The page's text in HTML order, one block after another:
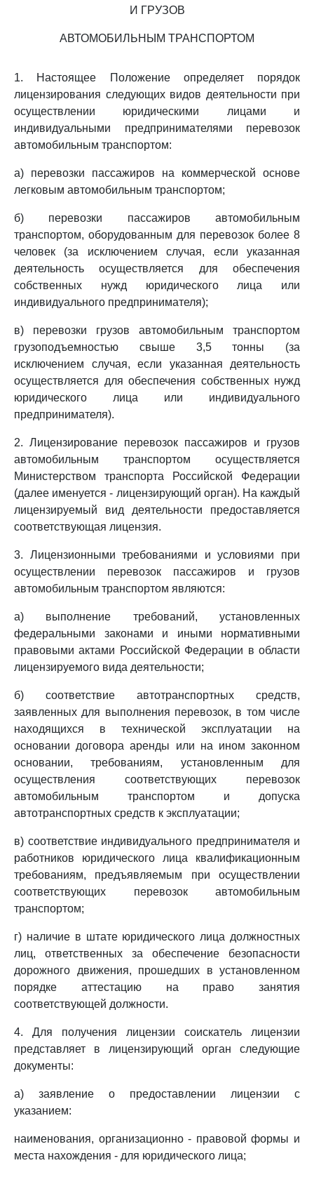
И ГРУЗОВ
АВТОМОБИЛЬНЫМ ТРАНСПОРТОМ
1. Настоящее Положение определяет порядок
лицензирования следующих видов деятельности при
осуществлении юридическими лицами и
индивидуальными предпринимателями перевозок
автомобильным транспортом:
а) перевозки пассажиров на коммерческой основе
легковым автомобильным транспортом;
б) перевозки пассажиров автомобильным
транспортом, оборудованным для перевозок более 8
человек (за исключением случая, если указанная
деятельность осуществляется для обеспечения
собственных нужд юридического лица или
индивидуального предпринимателя);
в) перевозки грузов автомобильным транспортом
грузоподъемностью свыше 3,5 тонны (за
исключением случая, если указанная деятельность
осуществляется для обеспечения собственных нужд
юридического лица или индивидуального
предпринимателя).
2. Лицензирование перевозок пассажиров и грузов
автомобильным транспортом осуществляется
Министерством транспорта Российской Федерации
(далее именуется - лицензирующий орган). На каждый
лицензируемый вид деятельности предоставляется
соответствующая лицензия.
3. Лицензионными требованиями и условиями при
осуществлении перевозок пассажиров и грузов
автомобильным транспортом являются:
а) выполнение требований, установленных
федеральными законами и иными нормативными
правовыми актами Российской Федерации в области
лицензируемого вида деятельности;
б) соответствие автотранспортных средств,
заявленных для выполнения перевозок, в том числе
находящихся в технической эксплуатации на
основании договора аренды или на ином законном
основании, требованиям, установленным для
осуществления соответствующих перевозок
автомобильным транспортом и допуска
автотранспортных средств к эксплуатации;
в) соответствие индивидуального предпринимателя и
работников юридического лица квалификационным
требованиям, предъявляемым при осуществлении
соответствующих перевозок автомобильным
транспортом;
г) наличие в штате юридического лица должностных
лиц, ответственных за обеспечение безопасности
дорожного движения, прошедших в установленном
порядке аттестацию на право занятия
соответствующей должности.
4. Для получения лицензии соискатель лицензии
представляет в лицензирующий орган следующие
документы:
а) заявление о предоставлении лицензии с
указанием:
наименования, организационно - правовой формы и
места нахождения - для юридического лица;